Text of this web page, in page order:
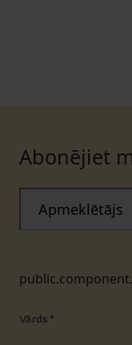
Abonējiet
Apmeklētājs
Vārds *